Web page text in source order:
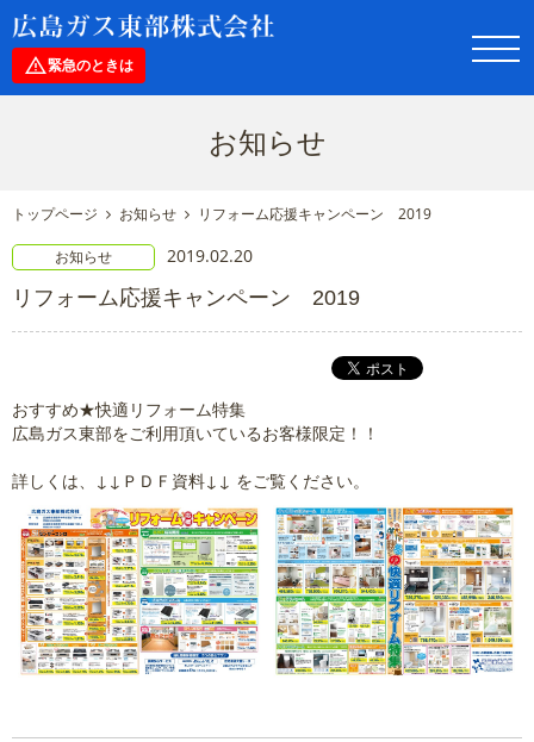
緊急のときは
お知らせ
トップページ お知らせ リフォーム応援キャンペーン 2019
2019.02.20
お知らせ
リフォーム応援キャンペーン 2019
おすすめ★快適リフォーム特集
広島ガス東部をご利用頂いているお客様限定！！
詳しくは、↓↓ＰＤＦ資料↓↓ をご覧ください。